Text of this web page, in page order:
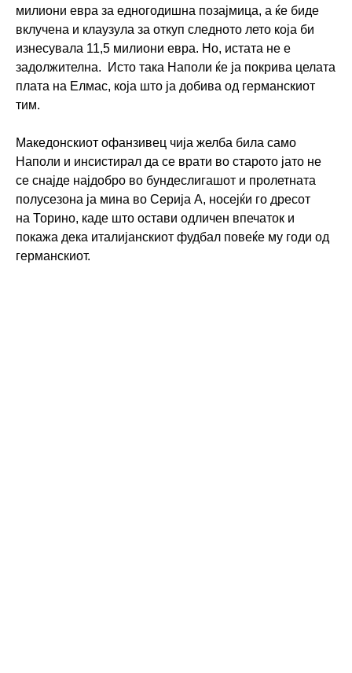
милиони евра за едногодишна позајмица, а ќе биде
вклучена и клаузула за откуп следното лето која би
изнесувала 11,5 милиони евра. Но, истата не е
задолжителна. Исто така Наполи ќе ја покрива целата
плата на Елмас, која што ја добива од германскиот
тим.
Македонскиот офанзивец чија желба била само
Наполи и инсистирал да се врати во старото јато не
се снајде најдобро во бундеслигашот и пролетната
полусезона ја мина во Серија А, носејќи го дресот
на Торино, каде што остави одличен впечаток и
покажа дека италијанскиот фудбал повеќе му годи од
германскиот.